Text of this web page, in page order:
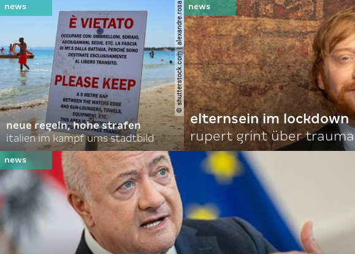
© shutterstock.com | alexandre.rosa
neue regeln, hohe strafen
italien im kampf ums stadtbild
elternsein im lockdown
rupert grint über trauma